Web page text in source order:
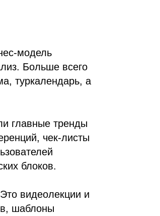
модель
Больше всего
туркалендарь, а
главные тренды
чек-листы
блоков.
видеолекции и
шаблоны